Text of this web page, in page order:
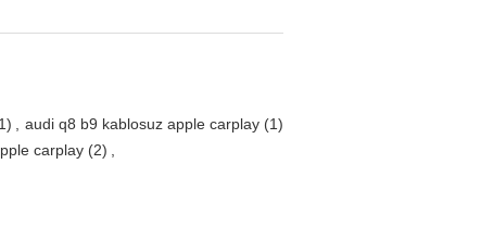
, audi q8 b9 kablosuz apple carplay (1)
carplay (2) ,